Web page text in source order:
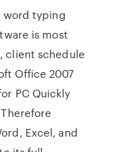
word typing
is most
client schedule
Office 2007
PC Quickly
Excel, and